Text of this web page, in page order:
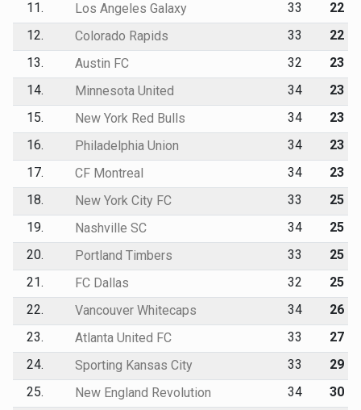
11.
Los Angeles Galaxy 33
22
12.
Colorado Rapids 33
22
13.
Austin FC 32
23
14.
Minnesota United 34
23
15.
New York Red Bulls 34
23
16.
Philadelphia Union 34
23
17.
CF Montreal 34
23
18.
New York City FC 33
25
19.
Nashville SC 34
25
20.
Portland Timbers 33
25
21.
FC Dallas 32
25
22.
Vancouver Whitecaps 34
26
23.
Atlanta United FC 33
27
24.
Sporting Kansas City 33
29
25.
New England Revolution 34
30